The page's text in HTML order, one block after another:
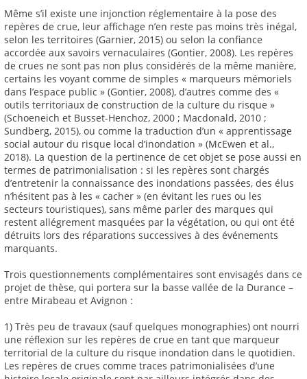
Même s’il existe une injonction réglementaire à la pose des
repères de crue, leur affichage n’en reste pas moins très inégal,
selon les territoires (Garnier, 2015) ou selon la confiance
accordée aux savoirs vernaculaires (Gontier, 2008). Les repères
de crues ne sont pas non plus considérés de la même manière,
certains les voyant comme de simples « marqueurs mémoriels
dans l’espace public » (Gontier, 2008), d’autres comme des «
outils territoriaux de construction de la culture du risque »
(Schoeneich et Busset-Henchoz, 2000 ; Macdonald, 2010 ;
Sundberg, 2015), ou comme la traduction d’un « apprentissage
social autour du risque local d’inondation » (McEwen et al.,
2018). La question de la pertinence de cet objet se pose aussi en
termes de patrimonialisation : si les repères sont chargés
d’entretenir la connaissance des inondations passées, des élus
n’hésitent pas à les « cacher » (en évitant les rues ou les
secteurs touristiques), sans même parler des marques qui
restent allégrement masquées par la végétation, ou qui ont été
détruits lors des réparations successives à des événements
marquants.
Trois questionnements complémentaires sont envisagés dans ce
projet de thèse, qui portera sur la basse vallée de la Durance –
entre Mirabeau et Avignon :
1) Très peu de travaux (sauf quelques monographies) ont nourri
une réflexion sur les repères de crue en tant que marqueur
territorial de la culture du risque inondation dans le quotidien.
Les repères de crues comme traces patrimonialisées d’une